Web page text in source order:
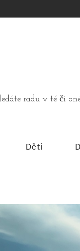
radu v té či
Děti